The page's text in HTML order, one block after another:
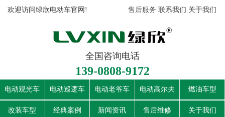
欢迎访问绿欣电动车官网! 售后服务 联系我们 关于我们
全国咨询电话
139-0808-9172
电动观光车 电动巡逻车 电动老爷车 电动高尔夫 燃油车型
改装车型 经典案例 新闻资讯 售后维修 关于我们